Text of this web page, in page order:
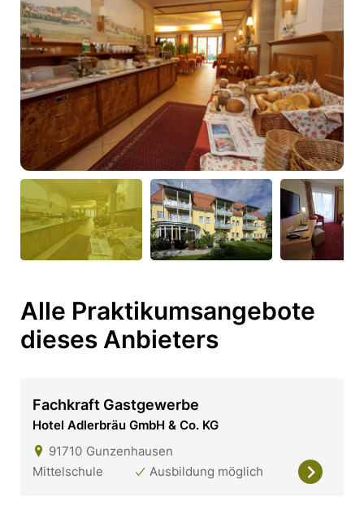
Alle Praktikumsangebote
dieses Anbieters
Fachkraft Gastgewerbe
Hotel Adlerbräu GmbH & Co. KG
91710 Gunzenhausen
Mittelschule
Ausbildung möglich